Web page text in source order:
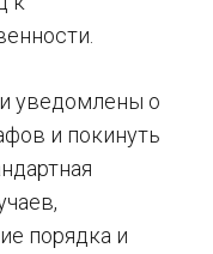
уведомлены о
и покинуть
порядка и